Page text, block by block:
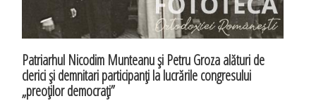
Patriarhul Nicodim Munteanu şi Petru Groza alături de
clerici şi demnitari participanţi la lucrările congresului
„preoţilor democraţi”